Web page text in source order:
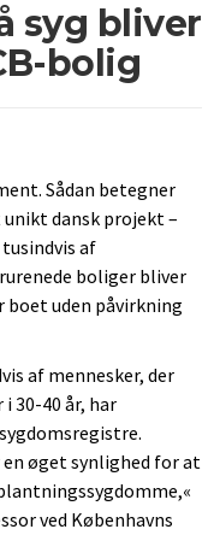
syg bliver
bolig
Sådan betegner
dansk projekt –
af
boliger bliver
boet uden påvirkning
af mennesker, der
30-40 år, har
en øget synlighed for at
ved Københavns